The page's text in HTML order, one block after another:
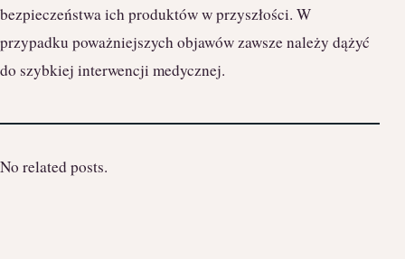
bezpieczeństwa ich produktów w przyszłości. W
przypadku poważniejszych objawów zawsze należy dążyć
do szybkiej interwencji medycznej.
No related posts.